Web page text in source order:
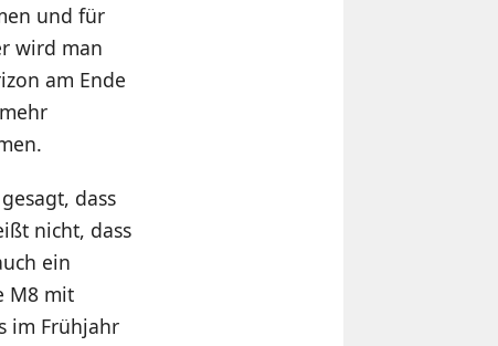
und für
wird man
am Ende
dass
nicht, dass
ein
M8 mit
im Frühjahr